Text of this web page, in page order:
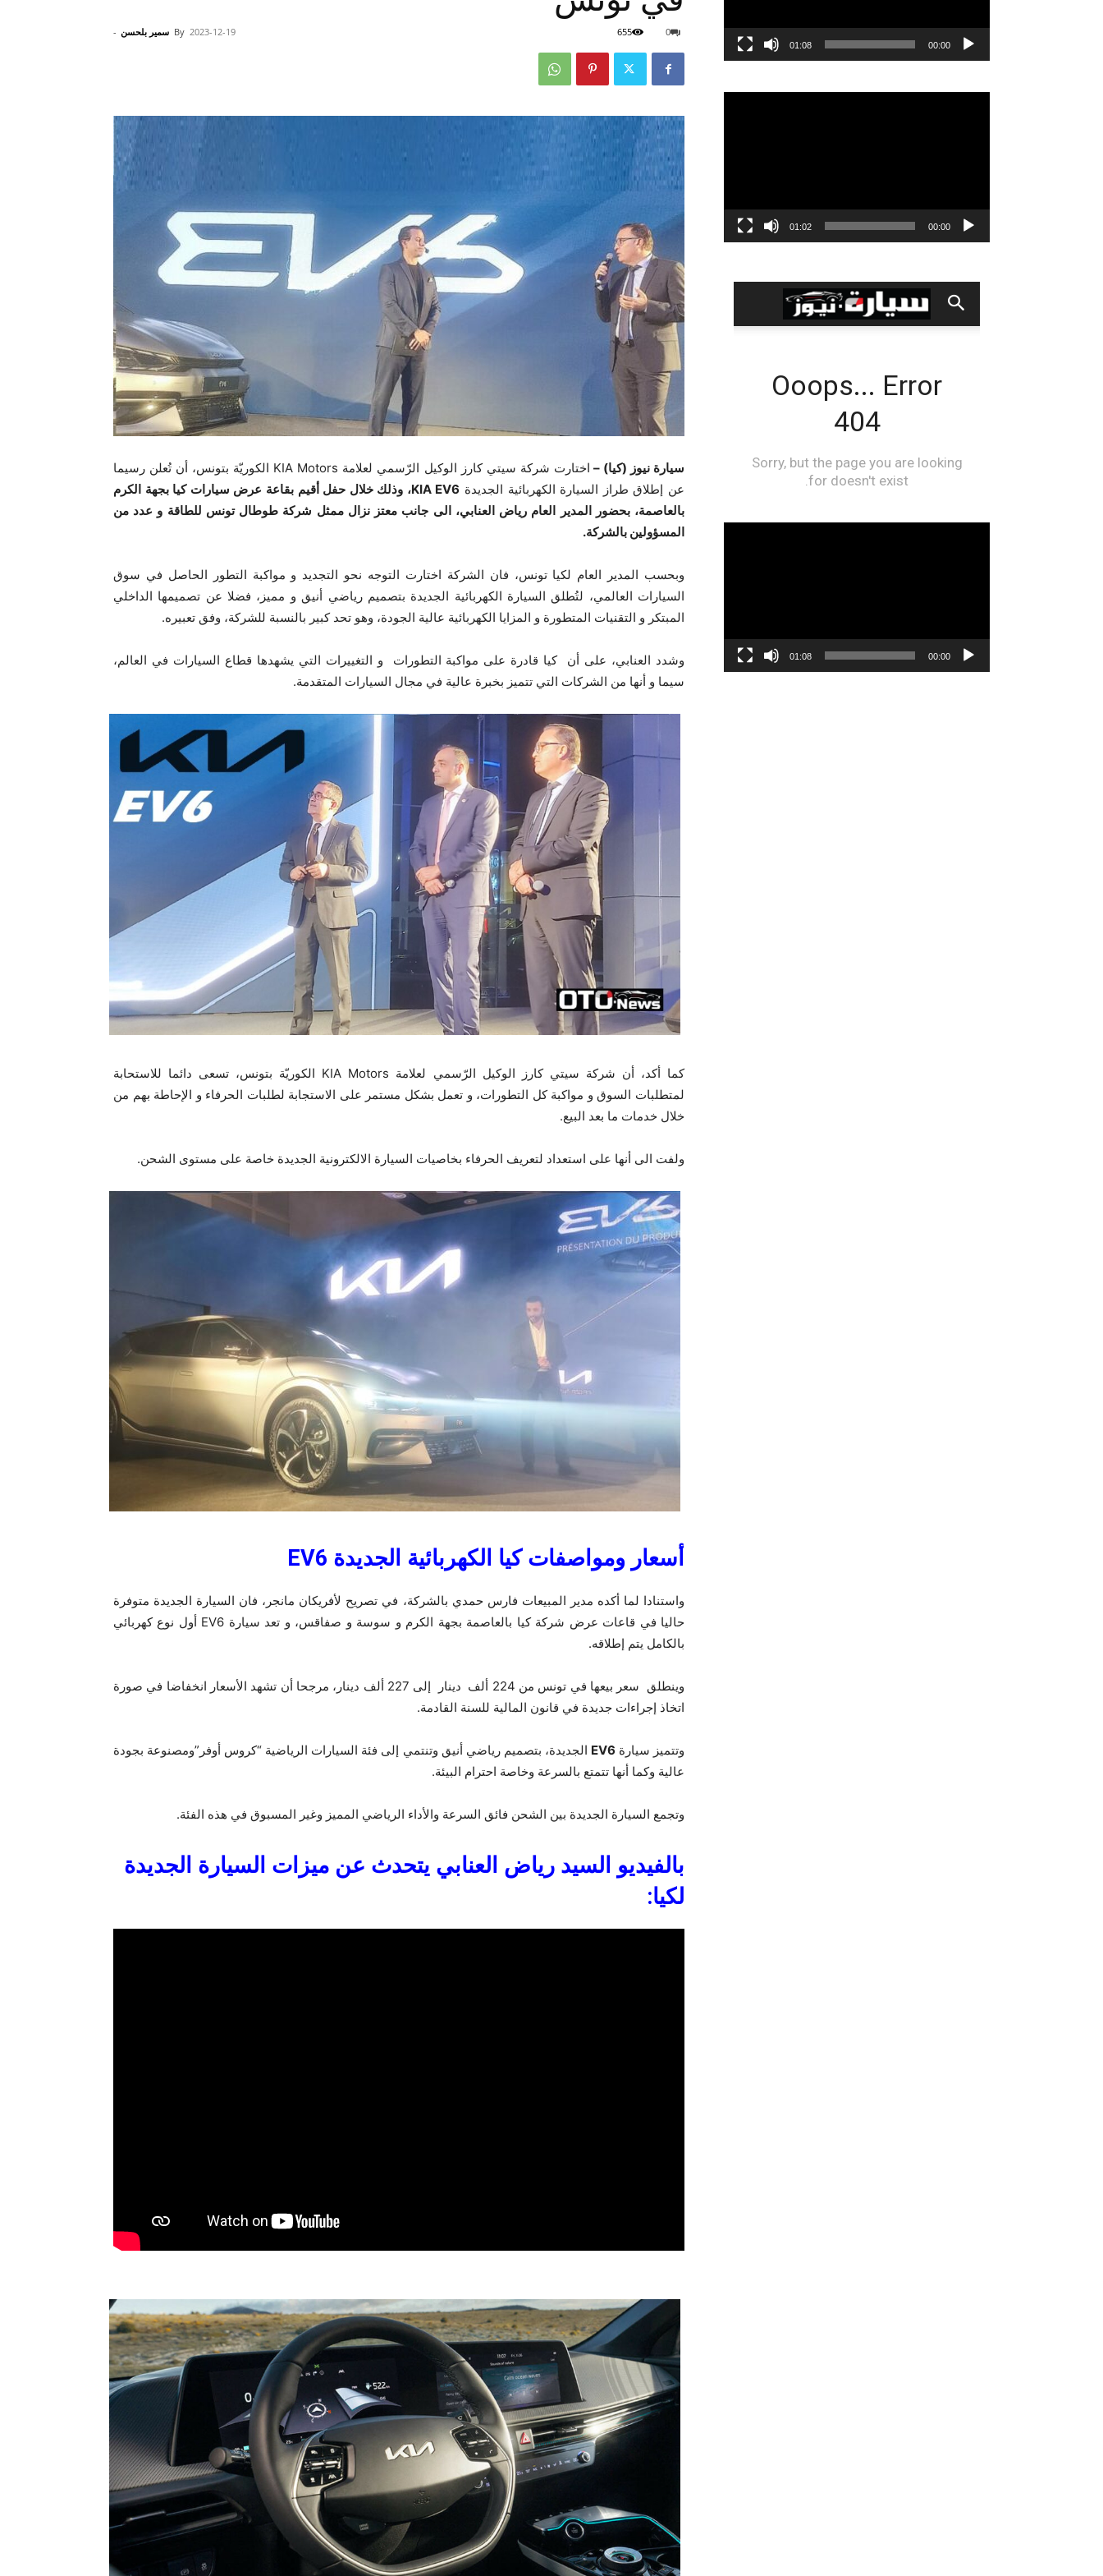
By سمير بلحسن - 2023-12-19 0
655
سيارة نيوز (كيا) –
اختارت شركة سيتي كارز الوكيل الرّسمي لعلامة KIA Motors الكوريّة بتونس، أن تُعلن رسيما
عن إطلاق طراز السيارة الكهربائية الجديدة KIA EV6، وذلك خلال حفل أقيم بقاعة عرض سيارات كيا بجهة الكرم
بالعاصمة، بحضور المدير العام رياض العنابي، الى جانب معتز نزال ممثل شركة طوطال تونس للطاقة و عدد من
المسؤولين بالشركة.
وبحسب المدير العام لكيا تونس، فان الشركة اختارت التوجه نحو التجديد و مواكبة التطور الحاصل في سوق
السيارات العالمي، لتُطلق السيارة الكهربائية الجديدة بتصميم رياضي أنيق و مميز، فضلا عن تصميمها الداخلي
المبتكر و التقنيات المتطورة و المزايا الكهربائية عالية الجودة، وهو تحد كبير بالنسبة للشركة، وفق تعبيره.
وشدد العنابي، على أن كيا قادرة على مواكبة التطورات و التغييرات التي يشهدها قطاع السيارات في العالم،
سيما و أنها من الشركات التي تتميز بخبرة عالية في مجال السيارات المتقدمة.
كما أكد، أن شركة سيتي كارز الوكيل الرّسمي لعلامة KIA Motors الكوريّة بتونس، تسعى دائما للاستحابة
لمتطلبات السوق و مواكبة كل التطورات، و تعمل بشكل مستمر على الاستجابة لطلبات الحرفاء و الإحاطة بهم من
خلال خدمات ما بعد البيع.
ولفت الى أنها على استعداد لتعريف الحرفاء بخاصيات السيارة الالكترونية الجديدة خاصة على مستوى الشحن.
أسعار ومواصفات كيا الكهربائية الجديدة EV6
واستنادا لما أكده مدير المبيعات فارس حمدي بالشركة، في تصريح لأفريكان مانجر، فان السيارة الجديدة متوفرة
حاليا في قاعات عرض شركة كيا بالعاصمة بجهة الكرم و سوسة و صفاقس، و تعد سيارة EV6 أول نوع كهربائي
بالكامل يتم إطلاقه.
وينطلق سعر بيعها في تونس من 224 ألف دينار إلى 227 ألف دينار، مرجحا أن تشهد الأسعار انخفاضا في صورة
اتخاذ إجراءات جديدة في قانون المالية للسنة القادمة.
وتتميز سيارة EV6 الجديدة، بتصميم رياضي أنيق وتنتمي إلى فئة السيارات الرياضية “كروس أوفر”ومصنوعة بجودة
عالية وكما أنها تتمتع بالسرعة وخاصة احترام البيئة.
وتجمع السيارة الجديدة بين الشحن فائق السرعة والأداء الرياضي المميز وغير المسبوق في هذه الفئة.
بالفيديو السيد رياض العنابي يتحدث عن ميزات السيارة الجديدة
لكيا:
00:00
01:08
00:00
01:02
00:00
01:08